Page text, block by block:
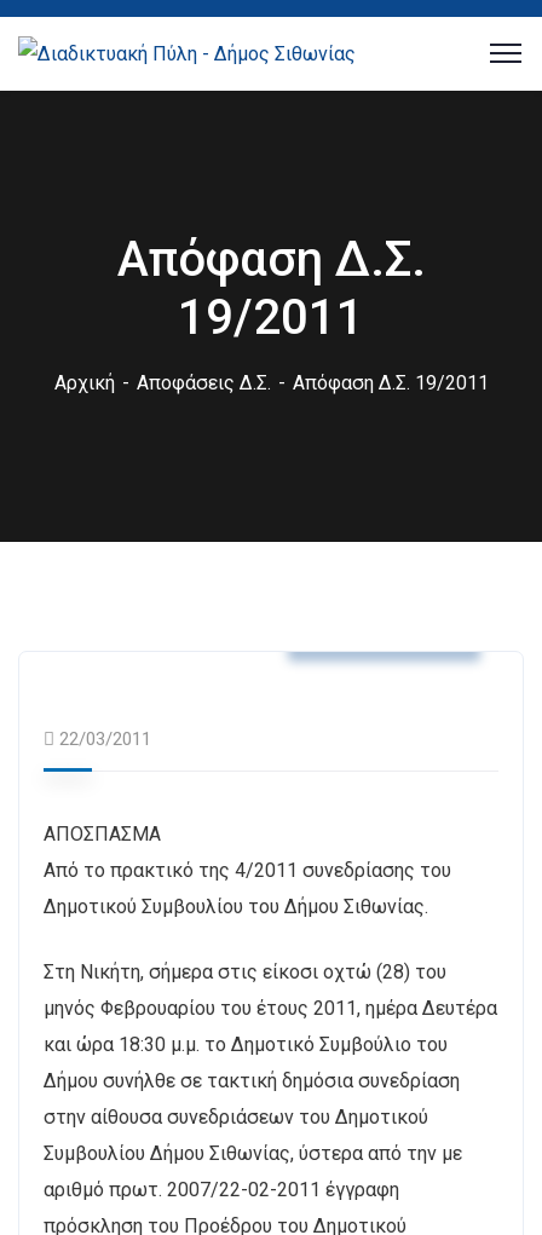
Απόφαση Δ.Σ.
19/2011
Αρχική Αποφάσεις Δ.Σ. Απόφαση Δ.Σ. 19/2011
22/03/2011
ΑΠΟΣΠΑΣΜΑ
Από το πρακτικό της 4/2011 συνεδρίασης του
Δημοτικού Συμβουλίου του Δήμου Σιθωνίας.
Στη Νικήτη, σήμερα στις είκοσι οχτώ (28) του
μηνός Φεβρουαρίου του έτους 2011, ημέρα Δευτέρα
και ώρα 18:30 μ.μ. το Δημοτικό Συμβούλιο του
Δήμου συνήλθε σε τακτική δημόσια συνεδρίαση
στην αίθουσα συνεδριάσεων του Δημοτικού
Συμβουλίου Δήμου Σιθωνίας, ύστερα από την με
αριθμό πρωτ. 2007/22-02-2011 έγγραφη
πρόσκληση του Προέδρου του Δημοτικού